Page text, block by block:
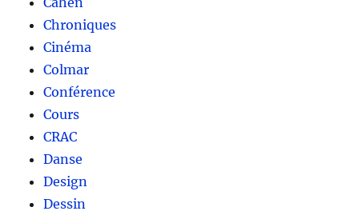
Chroniques
Cinéma
Colmar
Conférence
Cours
CRAC
Danse
Design
Dessin